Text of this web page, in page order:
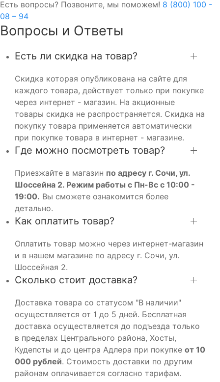
Есть вопросы? Позвоните, мы поможем! 8 (800) 100 -
08 – 94
Вопросы и Ответы
Есть ли скидка на товар?
Скидка которая опубликована на сайте для
каждого товара, действует только при покупке
через интернет - магазин. На акционные
товары скидка не распространяется. Скидка на
покупку товара применяется автоматически
при покупке товара в интернет - магазине.
Где можно посмотреть товар?
Приезжайте в магазин по адресу г. Сочи, ул.
Шоссейна 2. Режим работы с Пн-Вс с 10:00 -
19:00. Вы сможете ознакомится более
детально.
Как оплатить товар?
Оплатить товар можно через интернет-магазин
и в нашем магазине по адресу г. Сочи, ул.
Шоссейная 2.
Сколько стоит доставка?
Доставка товара со статусом "В наличии"
осуществляется от 1 до 5 дней. Бесплатная
доставка осуществляется до подъезда только
в пределах Центрального района, Хосты,
Кудепсты и до центра Адлера при покупке от 10
000 рублей. Стоимость доставки по другим
районам оплачивается согласно тарифам.